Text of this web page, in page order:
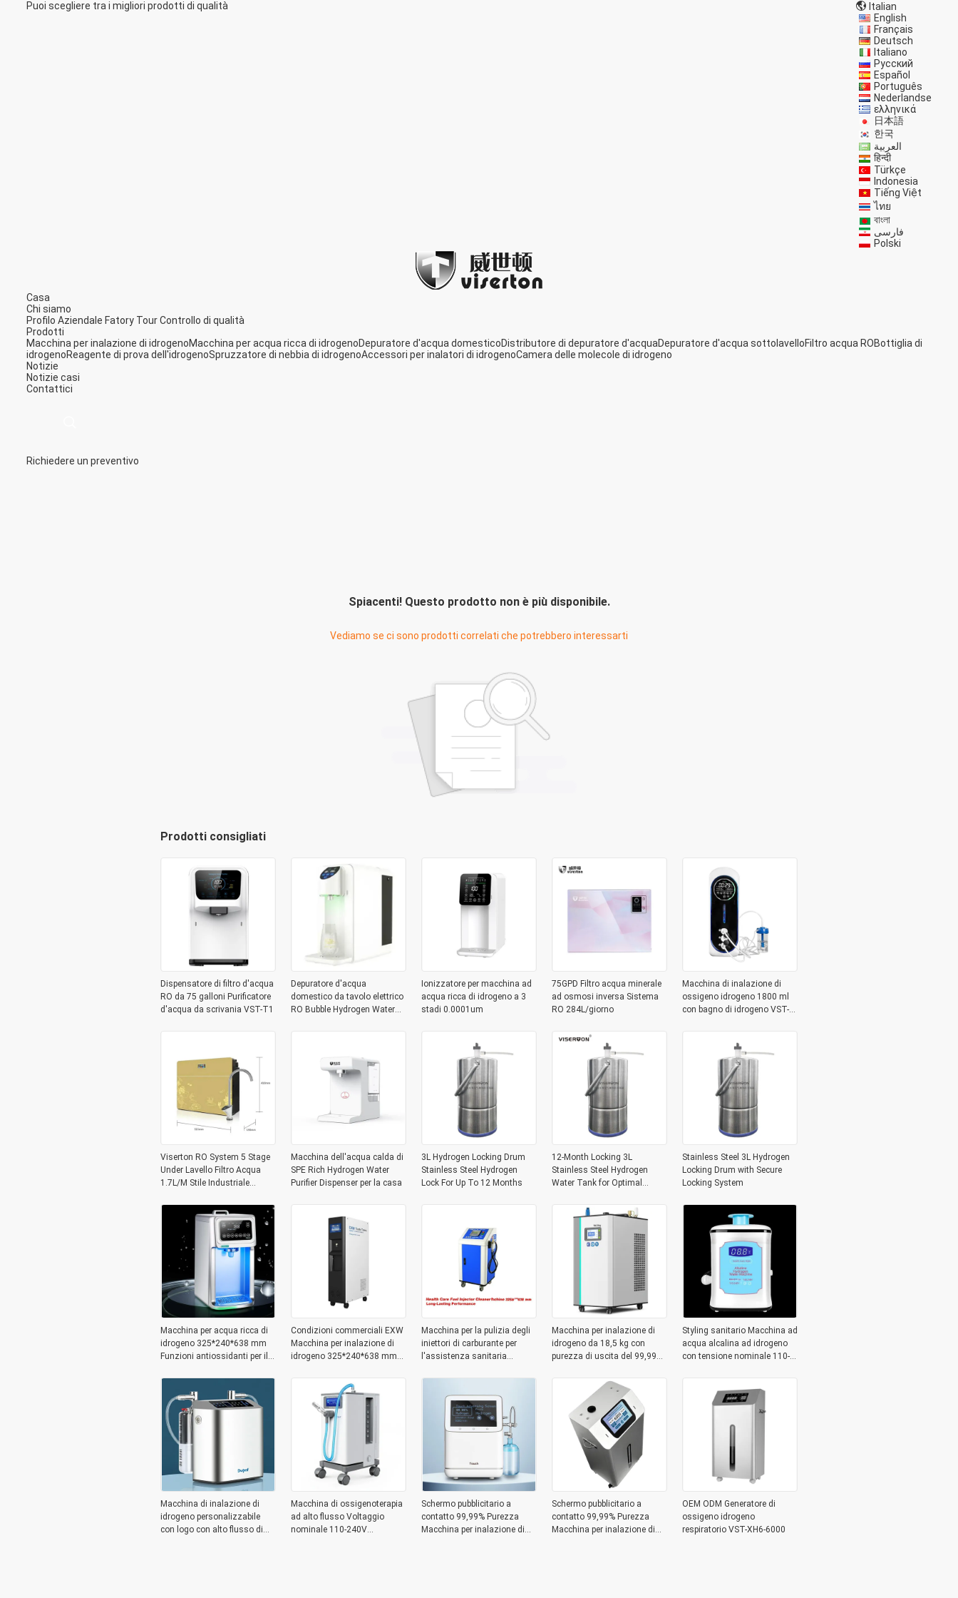
Puoi scegliere tra i migliori prodotti di qualità
Italian
English
Français
Deutsch
Italiano
Русский
Español
Português
Nederlandse
ελληνικά
日本語
한국
العربية
हिन्दी
Türkçe
Indonesia
Tiếng Việt
ไทย
বাংলা
فارسی
Polski
Casa
Chi siamo
Profilo Aziendale Fatory TourControllo di qualità
Prodotti
Macchina per inalazione di idrogenoMacchina per acqua ricca di idrogenoDepuratore d'acqua domesticoDistributore di depuratore d'acquaDepuratore d'acqua sottolavelloFiltro acqua ROBottiglia di
idrogenoReagente di prova dell'idrogenoSpruzzatore di nebbia di idrogenoAccessori per inalatori di idrogenoCamera delle molecole di idrogeno
Notizie
Notizie casi
Contattici
Richiedere un preventivo
Spiacenti! Questo prodotto non è più disponibile.
Vediamo se ci sono prodotti correlati che potrebbero interessarti
Prodotti consigliati
Dispensatore di filtro d'acqua
RO da 75 galloni Purificatore
d'acqua da scrivania VST-T1
Depuratore d'acqua
domestico da tavolo elettrico
RO Bubble Hydrogen Water
Ionizzatore per macchina ad
acqua ricca di idrogeno a 3
stadi 0.0001um
75GPD Filtro acqua minerale
ad osmosi inversa Sistema
RO 284L/giorno
Macchina di inalazione di
ossigeno idrogeno 1800 ml
con bagno di idrogeno VST-
Viserton RO System 5 Stage
Under Lavello Filtro Acqua
1.7L/M Stile Industriale
Macchina dell'acqua calda di
SPE Rich Hydrogen Water
Purifier Dispenser per la casa
3L Hydrogen Locking Drum
Stainless Steel Hydrogen
Lock For Up To 12 Months
12-Month Locking 3L
Stainless Steel Hydrogen
Water Tank for Optimal
Stainless Steel 3L Hydrogen
Locking Drum with Secure
Locking System
Macchina per acqua ricca di
idrogeno 325*240*638 mm
Funzioni antiossidanti per il
Condizioni commerciali EXW
Macchina per inalazione di
idrogeno 325*240*638 mm
Macchina per la pulizia degli
iniettori di carburante per
l'assistenza sanitaria
prestazioni durature
Macchina per inalazione di
idrogeno da 18,5 kg con
purezza di uscita del 99,99%
Styling sanitario Macchina ad
acqua alcalina ad idrogeno
con tensione nominale 110-
Macchina di inalazione di
idrogeno personalizzabile
con logo con alto flusso di
Macchina di ossigenoterapia
ad alto flusso Voltaggio
nominale 110-240V
Schermo pubblicitario a
contatto 99,99% Purezza
Macchina per inalazione di
Schermo pubblicitario a
contatto 99,99% Purezza
Macchina per inalazione di
OEM ODM Generatore di
ossigeno idrogeno
respiratorio VST-XH6-6000